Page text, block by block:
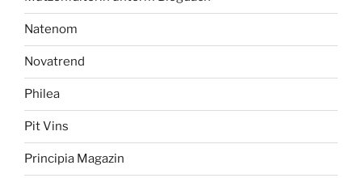
Natenom
Novatrend
Philea
Pit Vins
Principia Magazin